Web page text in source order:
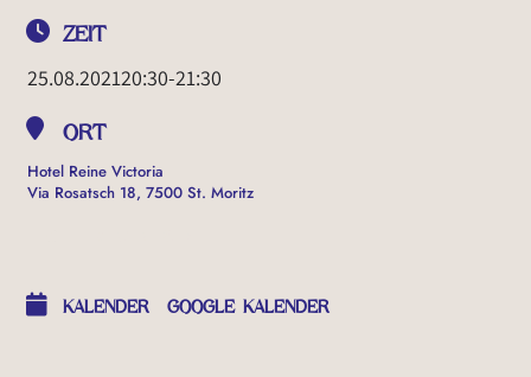
ZEIT
25.08.202120:30-21:30
ORT
Hotel Reine Victoria
Via Rosatsch 18, 7500 St. Moritz
KALENDER GOOGLE KALENDER